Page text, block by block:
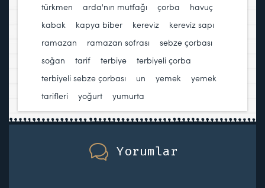
türkmen
arda'nın mutfağı çorba havuç
kabak
kapya biber kereviz kereviz sapı
ramazan
ramazan sofrası sebze çorbası
soğan
tarif terbiye terbiyeli çorba
terbiyeli sebze çorbası
un yemek
yemek
tarifleri
yoğurt yumurta
Yorumlar